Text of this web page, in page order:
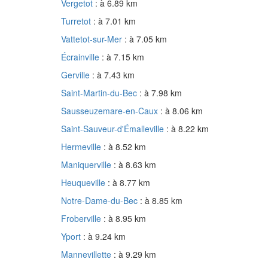
Vergetot : à 6.89 km
Turretot : à 7.01 km
Vattetot-sur-Mer : à 7.05 km
Écrainville : à 7.15 km
Gerville : à 7.43 km
Saint-Martin-du-Bec : à 7.98 km
Sausseuzemare-en-Caux : à 8.06 km
Saint-Sauveur-d'Émalleville : à 8.22 km
Hermeville : à 8.52 km
Maniquerville : à 8.63 km
Heuqueville : à 8.77 km
Notre-Dame-du-Bec : à 8.85 km
Froberville : à 8.95 km
Yport : à 9.24 km
Mannevillette : à 9.29 km